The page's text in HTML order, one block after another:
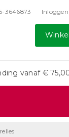
3646873 Inloggen
vanaf €